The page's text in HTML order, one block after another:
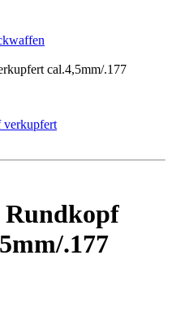
cal.4,5mm/.177
Rundkopf
.177